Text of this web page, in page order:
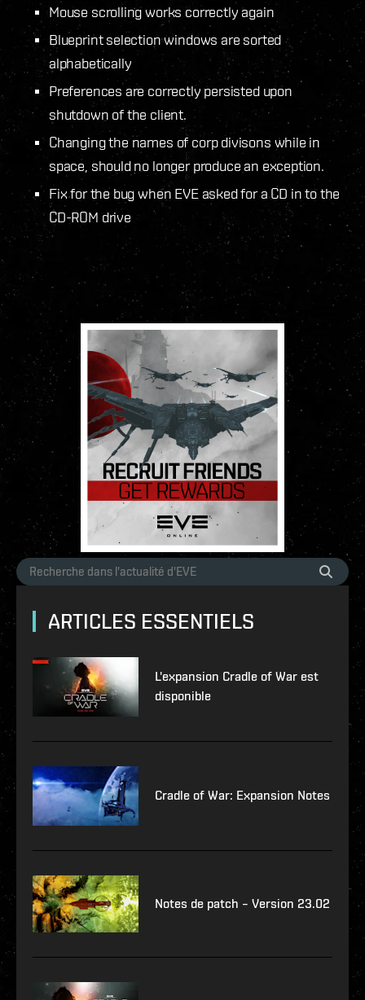
Mouse scrolling works correctly again
Blueprint selection windows are sorted
alphabetically
Preferences are correctly persisted upon
shutdown of the client.
Changing the names of corp divisons while in
space, should no longer produce an exception.
Fix for the bug when EVE asked for a CD in to the
CD-ROM drive
ARTICLES ESSENTIELS
L'expansion Cradle of War est
disponible
Cradle of War: Expansion Notes
Notes de patch – Version 23.02